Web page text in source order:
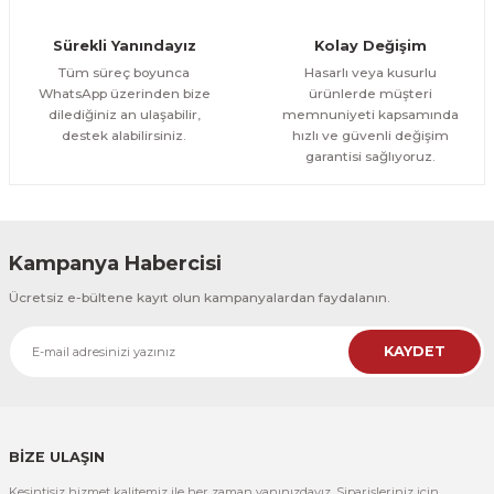
300,00 TL %25
CeSht
CeSht
Pembe Fonlu Good Things Are Coming Yazılı Tek Parça Ahşap Çerçeveli
500,00 TL
Sürekli Yanındayız
Tüm süreç boyunca
WhatsApp üzerinden bize
dilediğiniz an ulaşabilir,
destek alabilirsiniz.
Kolay Değişim
Hasarlı veya kusurlu
ürünlerde müşteri
memnuniyeti kapsamında
hızlı ve güvenli değişim
garantisi sağlıyoruz.
Kampanya Habercisi
Ücretsiz e-bültene kayıt olun kampanyalardan faydalanın.
KAYDET
BİZE ULAŞIN